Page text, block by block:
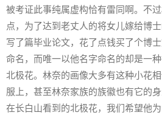
被考证此事纯属虚构恰有雷同啊。不
点，为了达到老丈人的将女儿嫁给博
写了篇毕业论文，花了点钱买了个博
命名，而唯一以他名字命名的却是一
北极花。林奈的画像大多有这种小花
服上，甚至林奈家族的族徽也有它的
在长白山看到的北极花，我们希望他